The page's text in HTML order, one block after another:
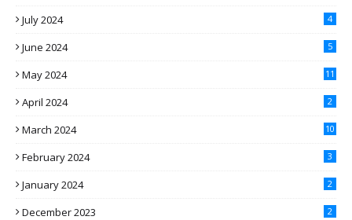
July 2024 4
June 2024 5
May 2024 11
April 2024 2
March 2024 10
February 2024 3
January 2024 2
December 2023 2